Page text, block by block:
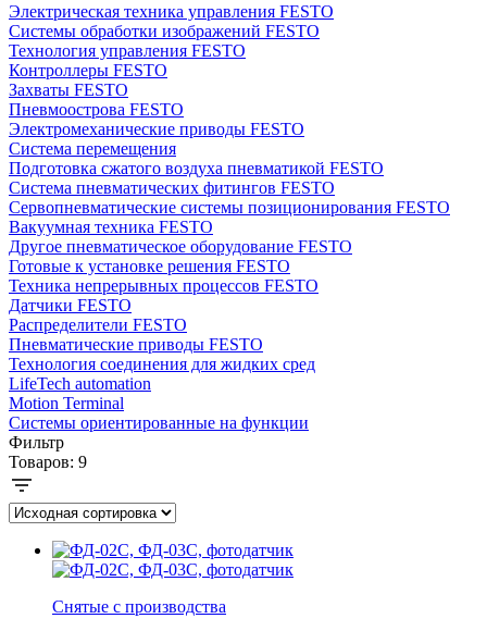
Электрическая техника управления FESTO
Системы обработки изображений FESTO
Технология управления FESTO
Контроллеры FESTO
Захваты FESTO
Пневмоострова FESTO
Электромеханические приводы FESTO
Система перемещения
Подготовка сжатого воздуха пневматикой FESTO
Система пневматических фитингов FESTO
Сервопневматические системы позиционирования FESTO
Вакуумная техника FESTO
Другое пневматическое оборудование FESTO
Готовые к установке решения FESTO
Техника непрерывных процессов FESTO
Датчики FESTO
Распределители FESTO
Пневматические приводы FESTO
Технология соединения для жидких сред
LifeTech automation
Motion Terminal
Системы ориентированные на функции
Фильтр
Товаров: 9
Снятые с производства